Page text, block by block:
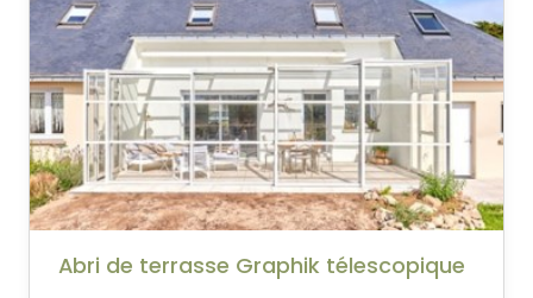
Abri de terrasse Graphik télescopique